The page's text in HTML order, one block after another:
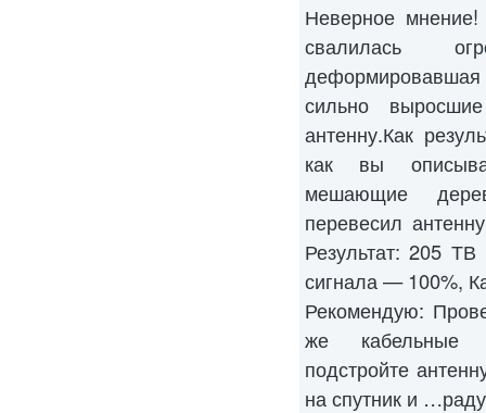
Неверное
свалилась
сильно
антенну.Как
как вы
мешающие
перевесил
Результат: 205
сигнала — 100%,
Рекомендую:
же кабельные
подстройте
на спутник и